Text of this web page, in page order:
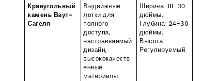
Краеугольный
камень Ваут-
Сагеля
Выдвижные
лотки для
полного
доступа,
настраиваемый
дизайн,
высококачеств
енные
материалы
Ширина: 18-30
дюймы,
Глубина: 24-30
дюймы,
Высота:
Регулируемый